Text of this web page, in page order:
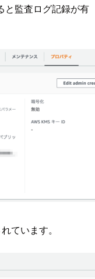
と監査ログ記録が有
ています。